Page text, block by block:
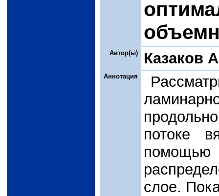
Автор(ы) Казаков
Аннотация
потоке
слое.